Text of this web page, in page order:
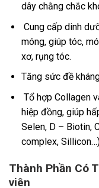
dây chằng chắc
Cung cấp dinh
móng, giúp tóc,
xơ, rụng tóc.
Tăng sức đề
Tổ hợp Collagen
hiệp đồng, giúp
Selen, D – Biotin,
complex,
Thành Phần Có
viên